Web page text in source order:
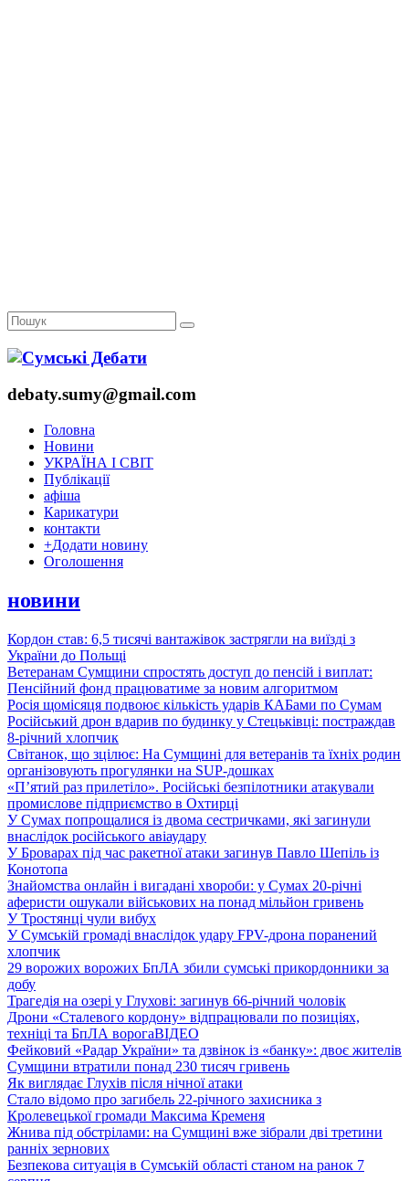
debaty.sumy@gmail.com
Головна
Новини
УКРАЇНА І СВІТ
Публікації
афіша
Карикатури
контакти
+Додати новину
Оголошення
новини
Кордон став: 6,5 тисячі вантажівок застрягли на виїзді з
України до Польщі
Ветеранам Сумщини спростять доступ до пенсій і виплат:
Пенсійний фонд працюватиме за новим алгоритмом
Росія щомісяця подвоює кількість ударів КАБами по Сумам
Російський дрон вдарив по будинку у Стецьківці: постраждав
8-річний хлопчик
Світанок, що зцілює: На Сумщині для ветеранів та їхніх родин
організовують прогулянки на SUP-дошках
«П’ятий раз прилетіло». Російські безпілотники атакували
промислове підприємство в Охтирці
У Сумах попрощалися із двома сестричками, які загинули
внаслідок російського авіаудару
У Броварах під час ракетної атаки загинув Павло Шепіль із
Конотопа
Знайомства онлайн і вигадані хвороби: у Сумах 20-річні
аферисти ошукали військових на понад мільйон гривень
У Тростянці чули вибух
У Сумській громаді внаслідок удару FPV-дрона поранений
хлопчик
29 ворожих ворожих БпЛА збили сумські прикордонники за
добу
Трагедія на озері у Глухові: загинув 66-річний чоловік
Дрони «Сталевого кордону» відпрацювали по позиціях,
техніці та БпЛА ворогаВІДЕО
Фейковий «Радар України» та дзвінок із «банку»: двоє жителів
Сумщини втратили понад 230 тисяч гривень
Як виглядає Глухів після нічної атаки
Стало відомо про загибель 22-річного захисника з
Кролевецької громади Максима Кременя
Жнива під обстрілами: на Сумщині вже зібрали дві третини
ранніх зернових
Безпекова ситуація в Сумській області станом на ранок 7